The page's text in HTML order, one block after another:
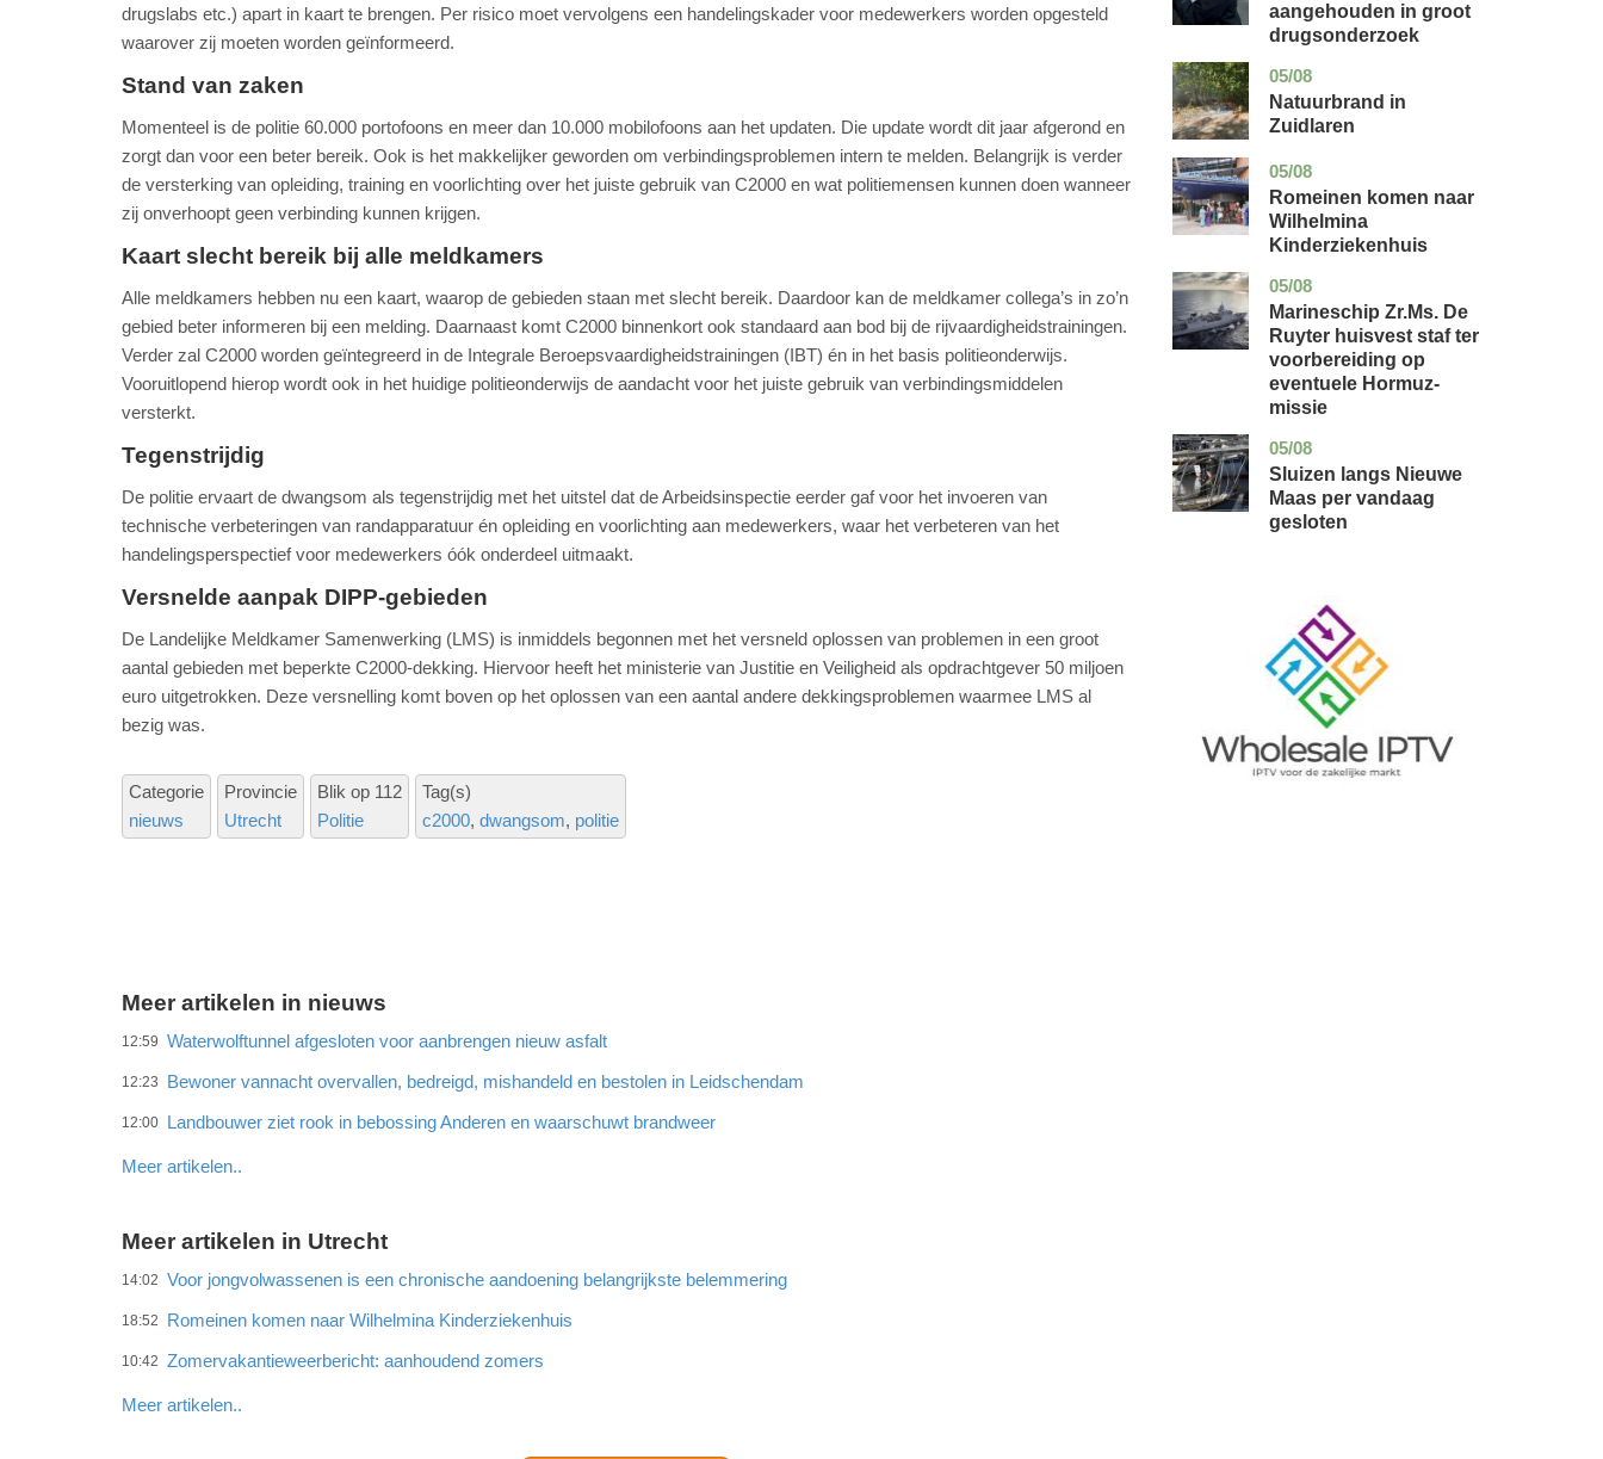
drugslabs etc.) apart in kaart te brengen. Per risico moet vervolgens een handelingskader voor medewerkers worden opgesteld
waarover zij moeten worden geïnformeerd.
Stand van zaken
Momenteel is de politie 60.000 portofoons en meer dan 10.000 mobilofoons aan het updaten. Die update wordt dit jaar afgerond en
zorgt dan voor een beter bereik. Ook is het makkelijker geworden om verbindingsproblemen intern te melden. Belangrijk is verder
de versterking van opleiding, training en voorlichting over het juiste gebruik van C2000 en wat politiemensen kunnen doen wanneer
zij onverhoopt geen verbinding kunnen krijgen.
Kaart slecht bereik bij alle meldkamers
Alle meldkamers hebben nu een kaart, waarop de gebieden staan met slecht bereik. Daardoor kan de meldkamer collega’s in zo’n
gebied beter informeren bij een melding. Daarnaast komt C2000 binnenkort ook standaard aan bod bij de rijvaardigheidstrainingen.
Verder zal C2000 worden geïntegreerd in de Integrale Beroepsvaardigheidstrainingen (IBT) én in het basis politieonderwijs.
Vooruitlopend hierop wordt ook in het huidige politieonderwijs de aandacht voor het juiste gebruik van verbindingsmiddelen
versterkt.
Tegenstrijdig
De politie ervaart de dwangsom als tegenstrijdig met het uitstel dat de Arbeidsinspectie eerder gaf voor het invoeren van
technische verbeteringen van randapparatuur én opleiding en voorlichting aan medewerkers, waar het verbeteren van het
handelingsperspectief voor medewerkers óók onderdeel uitmaakt.
Versnelde aanpak DIPP-gebieden
De Landelijke Meldkamer Samenwerking (LMS) is inmiddels begonnen met het versneld oplossen van problemen in een groot
aantal gebieden met beperkte C2000-dekking. Hiervoor heeft het ministerie van Justitie en Veiligheid als opdrachtgever 50 miljoen
euro uitgetrokken. Deze versnelling komt boven op het oplossen van een aantal andere dekkingsproblemen waarmee LMS al
bezig was.
Categorie
nieuws
Provincie
Utrecht
Blik op 112
Politie
Tag(s)
c2000 dwangsom politie
Meer artikelen in nieuws
12:59 Waterwolftunnel afgesloten voor aanbrengen nieuw asfalt
12:23 Bewoner vannacht overvallen, bedreigd, mishandeld en bestolen in Leidschendam
12:00 Landbouwer ziet rook in bebossing Anderen en waarschuwt brandweer
Meer artikelen..
Meer artikelen in Utrecht
14:02 Voor jongvolwassenen is een chronische aandoening belangrijkste belemmering
18:52 Romeinen komen naar Wilhelmina Kinderziekenhuis
10:42 Zomervakantieweerbericht: aanhoudend zomers
Meer artikelen..
aangehouden in groot
drugsonderzoek
05/08
drenthe
nieuws
Natuurbrand in
Zuidlaren
05/08
utrecht
nieuws
Romeinen komen naar
Wilhelmina
Kinderziekenhuis
05/08
zuid-
holland
nieuws
Marineschip Zr.Ms. De
Ruyter huisvest staf ter
voorbereiding op
eventuele Hormuz-
missie
05/08
zuid-
holland
nieuws
Sluizen langs Nieuwe
Maas per vandaag
gesloten